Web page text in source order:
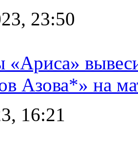
23:50
«Ариса»
Азова*» на
16:21